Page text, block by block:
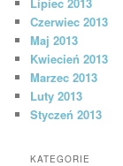
Lipiec 2013
Czerwiec 2013
Maj 2013
Kwiecień 2013
Marzec 2013
Luty 2013
Styczeń 2013
KATEGORIE